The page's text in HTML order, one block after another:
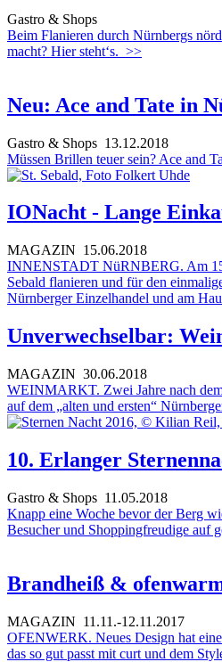
Gastro & Shops
Beim Flanieren durch Nürnbergs
macht? Hier steht‘s. >>
Neu: Ace and Tate in
Gastro & Shops 13.12.2018
Müssen Brillen teuer sein? Ace and
IONacht - Lange
MAGAZIN 15.06.2018
INNENSTADT NüRNBERG. Am
Sebald flanieren und für den
Nürnberger Einzelhandel und am
Unverwechselbar:
MAGAZIN 30.06.2018
WEINMARKT. Zwei Jahre nach
auf dem „alten und ersten“
10. Erlanger
Gastro & Shops 11.05.2018
Knapp eine Woche bevor der Berg
Besucher und Shoppingfreudige auf
Brandheiß &
MAGAZIN 11.11.-12.11.2017
OFENWERK. Neues Design hat
das so gut passt mit curt und dem